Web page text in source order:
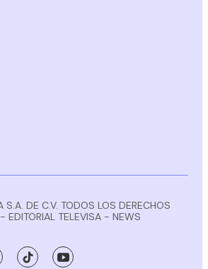
S.A. DE C.V. TODOS LOS DERECHOS
EDITORIAL TELEVISA - NEWS
tiktok youtube